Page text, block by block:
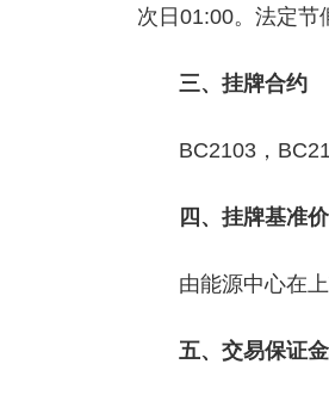
次日01:00。法定节
三、挂牌合约
BC2103，
四、挂牌基准价
由能源中心在
五、交易保证